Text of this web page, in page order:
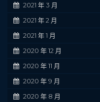
2021 年 3 月
2021 年 2 月
2021 年 1 月
2020 年 12 月
2020 年 11 月
2020 年 9 月
2020 年 8 月